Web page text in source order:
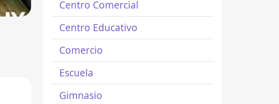
Centro Comercial
Centro Educativo
Comercio
Escuela
Gimnasio